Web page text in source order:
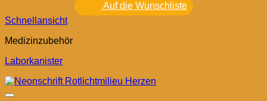
Auf die Wunschliste
Schnellansicht
Medizinzubehör
Laborkanister